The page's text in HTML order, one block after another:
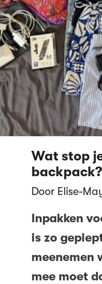
Wat stop
backpack?
Door Elise-
Inpakken
is zo
meenemen
mee moet